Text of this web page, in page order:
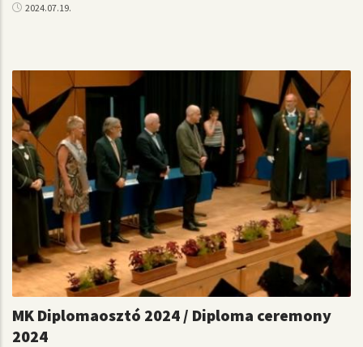
2024.07.19.
MK Diplomaosztó 2024 / Diploma ceremony
2024